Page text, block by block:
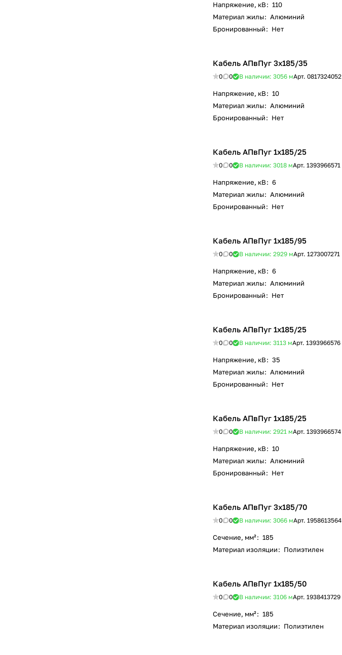
Напряжение, кВ: 110
Материал жилы: Алюминий
Бронированный: Нет
Кабель АПвПуг 3х185/35
0 0 В наличии: 3056 мАрт. 0817324052
Напряжение, кВ: 10
Материал жилы: Алюминий
Бронированный: Нет
Кабель АПвПуг 1х185/25
0 0 В наличии: 3018 мАрт. 1393966571
Напряжение, кВ: 6
Материал жилы: Алюминий
Бронированный: Нет
Кабель АПвПуг 1х185/95
0 0 В наличии: 2929 мАрт. 1273007271
Напряжение, кВ: 6
Материал жилы: Алюминий
Бронированный: Нет
Кабель АПвПуг 1х185/25
0 0 В наличии: 3113 мАрт. 1393966576
Напряжение, кВ: 35
Материал жилы: Алюминий
Бронированный: Нет
Кабель АПвПуг 1х185/25
0 0 В наличии: 2921 мАрт. 1393966574
Напряжение, кВ: 10
Материал жилы: Алюминий
Бронированный: Нет
Кабель АПвПуг 3х185/70
0 0 В наличии: 3066 мАрт. 1958613564
Сечение, мм²: 185
Материал изоляции: Полиэтилен
Кабель АПвПуг 1х185/50
0 0 В наличии: 3106 мАрт. 1938413729
Сечение, мм²: 185
Материал изоляции: Полиэтилен